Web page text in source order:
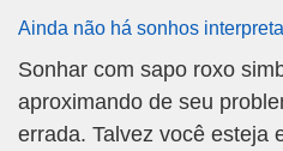
Ainda não há sonhos
Sonhar com sapo roxo
aproximando de seu
errada. Talvez você esteja